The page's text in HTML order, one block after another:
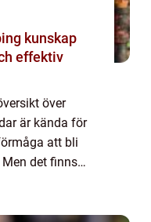
effektiv
över
är kända för
att bli
det finns